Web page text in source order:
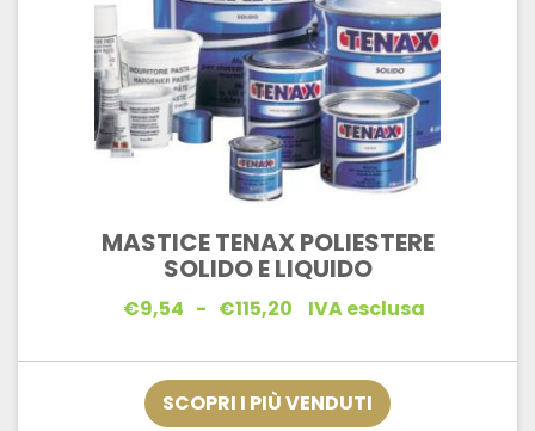
MASTICE TENAX POLIESTERE
SOLIDO E LIQUIDO
€9,54 - €115,20Fascia
da
€9,54
a
€115,20
IVA esclusa
SCOPRI I PIÙ VENDUTI